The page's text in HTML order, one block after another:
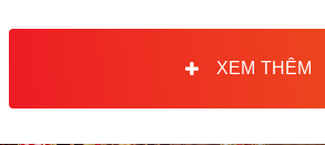
XEM THÊM